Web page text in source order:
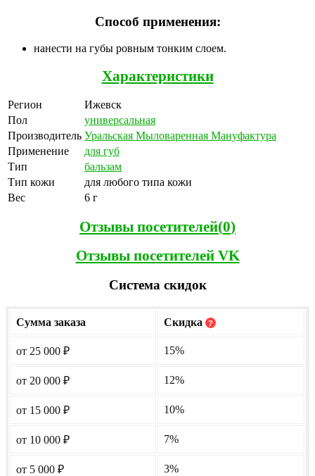
Способ применения:
нанести на губы ровным тонким слоем.
Характеристики
Регион
Ижевск
Пол
универсальная
Производитель Уральская Мыловаренная Мануфактура
Применение
для губ
Тип
бальзам
Тип кожи
для любого типа кожи
Вес
6 г
Отзывы посетителей(0)
Отзывы посетителей VK
Система скидок
Сумма заказа Скидка ?
от 25 000 ₽ 15%
от 20 000 ₽ 12%
от 15 000 ₽ 10%
от 10 000 ₽ 7%
от 5 000 ₽ 3%